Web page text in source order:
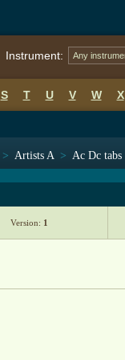
Instrument: Any
S T U V W X
> Artists A > Ac Dc tabs
Version: 1